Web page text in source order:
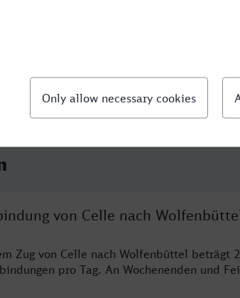
von Celle nach
Zug von Celle nach Wolfenbüttel beträgt
pro Tag. An Wochenenden und